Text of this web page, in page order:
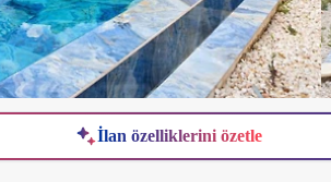
İlan özelliklerini özetle